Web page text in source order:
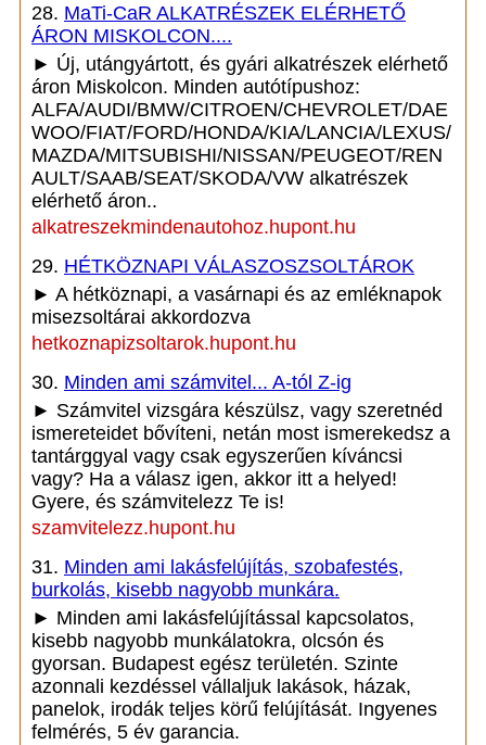
28. MaTi-CaR ALKATRÉSZEK ELÉRHETŐ
ÁRON MISKOLCON....
► Új, utángyártott, és gyári alkatrészek elérhető
áron Miskolcon. Minden autótípushoz:
ALFA/AUDI/BMW/CITROEN/CHEVROLET/DAE
WOO/FIAT/FORD/HONDA/KIA/LANCIA/LEXUS/
MAZDA/MITSUBISHI/NISSAN/PEUGEOT/REN
AULT/SAAB/SEAT/SKODA/VW alkatrészek
elérhető áron..
alkatreszekmindenautohoz.hupont.hu
29. HÉTKÖZNAPI VÁLASZOSZSOLTÁROK
► A hétköznapi, a vasárnapi és az emléknapok
misezsoltárai akkordozva
hetkoznapizsoltarok.hupont.hu
30. Minden ami számvitel... A-tól Z-ig
► Számvitel vizsgára készülsz, vagy szeretnéd
ismereteidet bővíteni, netán most ismerekedsz a
tantárggyal vagy csak egyszerűen kíváncsi
vagy? Ha a válasz igen, akkor itt a helyed!
Gyere, és számvitelezz Te is!
szamvitelezz.hupont.hu
31. Minden ami lakásfelújítás, szobafestés,
burkolás, kisebb nagyobb munkára.
► Minden ami lakásfelújítással kapcsolatos,
kisebb nagyobb munkálatokra, olcsón és
gyorsan. Budapest egész területén. Szinte
azonnali kezdéssel vállaljuk lakások, házak,
panelok, irodák teljes körű felújítását. Ingyenes
felmérés, 5 év garancia.